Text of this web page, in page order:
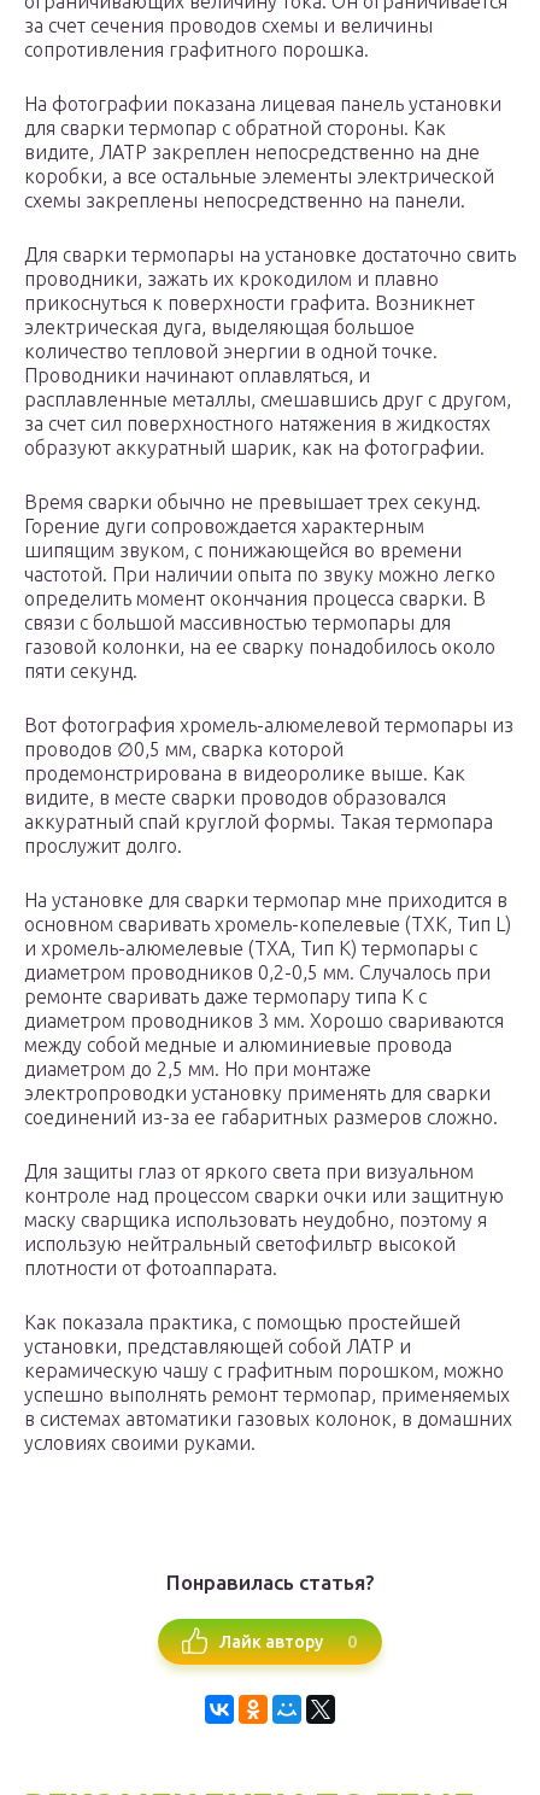
за счет сечения проводов схемы и величины
сопротивления графитного порошка.
На фотографии показана лицевая панель установки
для сварки термопар с обратной стороны. Как
видите, ЛАТР закреплен непосредственно на дне
коробки, а все остальные элементы электрической
схемы закреплены непосредственно на панели.
Для сварки термопары на установке достаточно свить
проводники, зажать их крокодилом и плавно
прикоснуться к поверхности графита. Возникнет
электрическая дуга, выделяющая большое
количество тепловой энергии в одной точке.
Проводники начинают оплавляться, и
расплавленные металлы, смешавшись друг с другом,
за счет сил поверхностного натяжения в жидкостях
образуют аккуратный шарик, как на фотографии.
Время сварки обычно не превышает трех секунд.
Горение дуги сопровождается характерным
шипящим звуком, с понижающейся во времени
частотой. При наличии опыта по звуку можно легко
определить момент окончания процесса сварки. В
связи с большой массивностью термопары для
газовой колонки, на ее сварку понадобилось около
пяти секунд.
Вот фотография хромель-алюмелевой термопары из
проводов ∅0,5 мм, сварка которой
продемонстрирована в видеоролике выше. Как
видите, в месте сварки проводов образовался
аккуратный спай круглой формы. Такая термопара
прослужит долго.
На установке для сварки термопар мне приходится в
основном сваривать хромель-копелевые (ТХК, Тип L)
и хромель-алюмелевые (ТХА, Тип K) термопары с
диаметром проводников 0,2-0,5 мм. Случалось при
ремонте сваривать даже термопару типа К с
диаметром проводников 3 мм. Хорошо свариваются
между собой медные и алюминиевые провода
диаметром до 2,5 мм. Но при монтаже
электропроводки установку применять для сварки
соединений из-за ее габаритных размеров сложно.
Для защиты глаз от яркого света при визуальном
контроле над процессом сварки очки или защитную
маску сварщика использовать неудобно, поэтому я
использую нейтральный светофильтр высокой
плотности от фотоаппарата.
Как показала практика, с помощью простейшей
установки, представляющей собой ЛАТР и
керамическую чашу с графитным порошком, можно
успешно выполнять ремонт термопар, применяемых
в системах автоматики газовых колонок, в домашних
условиях своими руками.
Понравилась статья?
Лайк автору 0